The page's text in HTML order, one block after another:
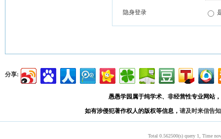
隐身登录
分享:
愚愚学园属于纯学术、非经营性专业网站
如有涉侵犯著作权人的版权等信息， 请及时来信告知
Total 0.562500(s) query 1, Time